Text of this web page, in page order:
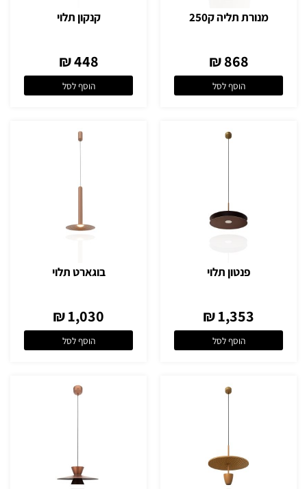
מנורת תליה ק250
868 ₪
הוסף לסל
קנקון תלוי
448 ₪
הוסף לסל
פנטון תלוי
1,353 ₪
הוסף לסל
בוגארט תלוי
1,030 ₪
הוסף לסל